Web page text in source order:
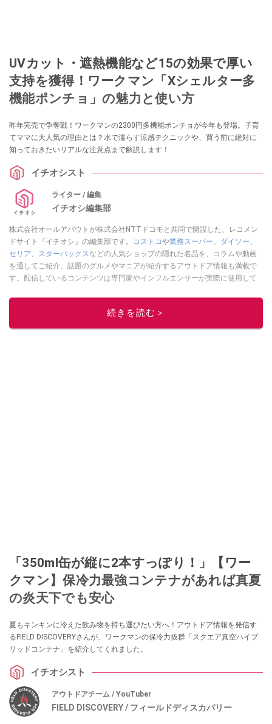
UVカット・遮熱機能など15の効果で厚い
支持を獲得！ワークマン「Xシェルター多
機能ポンチョ」の魅力と使い方
昨年完売で争奪戦！ワークマンの2300円多機能ポンチョが今年も登場。子育
てママに大人気の理由とは？水で濡らす涼感テクニックや、買う前に絶対に
知っておきたいリアルな注意点まで解説します！
イチオシスト
ライター / 編集
イチオシ編集部
株式会社オールアバウトが株式会社NTTドコモと共同で開設した、レコメン
ドサイト『イチオシ』の編集部です。
コストコや業務スーパー、 ダイソー、
セリア、 スターバックスなどの人気ショップの隠れた名品を、コラムや動画
を通してご紹介。話題のグルメやマニアが紹介するアウトドア情報も満載で
す。配信しているコンテンツは専門家やインフルエンサーが実際に使用して
ニュースでフォロー
続きを読む＞
「350ml缶が縦に2本すっぽり！」【ワー
クマン】保冷力最強コンテナがあれば真夏
の炎天下でも安心
夏もキンキンに冷えた飲み物を持ち運びたい方へ！アウトドア情報を発信す
るFIELD DISCOVERYさんが、ワークマンの保冷力抜群「スクエア真空ハイブ
リッドコンテナ」を紹介してくれました。
イチオシスト
アウトドアチーム / YouTuber
FIELD DISCOVERY / フィールドディスカバリー